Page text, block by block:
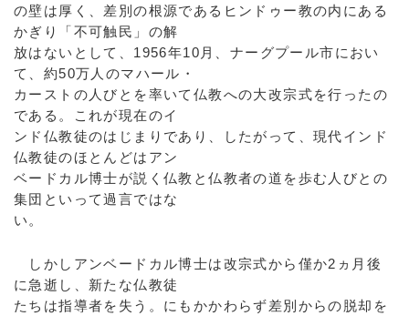
の壁は厚く、差別の根源であるヒンドゥー教の内にある
かぎり「不可触民」の解
放はないとして、1956年10月、ナーグプール市におい
て、約50万人のマハール・
カーストの人びとを率いて仏教への大改宗式を行ったの
である。これが現在のイ
ンド仏教徒のはじまりであり、したがって、現代インド
仏教徒のほとんどはアン
ベードカル博士が説く仏教と仏教者の道を歩む人びとの
集団といって過言ではな
い。
しかしアンベードカル博士は改宗式から僅か2ヵ月後
に急逝し、新たな仏教徒
たちは指導者を失う。にもかかわらず差別からの脱却を